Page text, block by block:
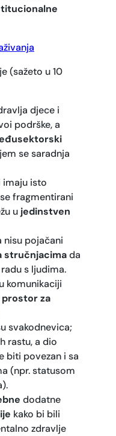
(sažeto u 10
djece i
podrške, a
se saradnja
imaju isto
fragmentirani
u jedinstven
nisu pojačani
stručnjacimada
s ljudima.
komunikaciji
prostor za
svakodnevica;
rastu, a dio
biti povezan i sa
(npr. statusom
dodatne
kako bi bili
zdravlje